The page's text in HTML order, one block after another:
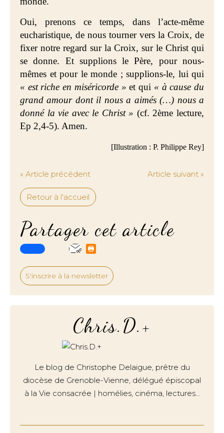
Oui, prenons ce temps, dans l’acte-même
eucharistique, de nous tourner vers la Croix, de
fixer notre regard sur la Croix, sur le Christ qui
se donne. Et supplions le Père, pour nous-
mêmes et pour le monde ; supplions-le, lui qui
« est riche en miséricorde »et qui « à cause du
grand amour dont il nous a aimés (…) nous a
donné la vie avec le Christ » (cf. 2ème lecture,
Ep 2,4-5). Amen.
[Illustration : P. Philippe Rey]
« Article précédent Article suivant »
Retour à l'accueil
Partager cet article
S'inscrire à la newsletter
Chris.D.+
Le blog de Christophe Delaigue, prêtre du
diocèse de Grenoble-Vienne, délégué épiscopal
à la Vie consacrée | homélies, cinéma, lectures…